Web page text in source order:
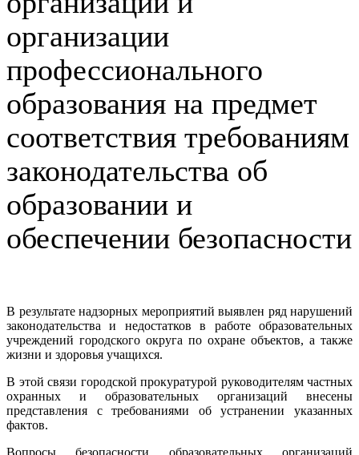
организации
профессионального
образования на предмет
соответствия требованиям
законодательства об
образовании и
обеспечении безопасности
В результате надзорных мероприятий выявлен ряд нарушений
законодательства и недостатков в работе образовательных
учреждений городского округа по охране объектов, а также
жизни и здоровья учащихся.
В этой связи городской прокуратурой руководителям частных
охранных и образовательных организаций внесены
представления с требованиями об устранении указанных
фактов.
Вопросы безопасности образовательных организаций